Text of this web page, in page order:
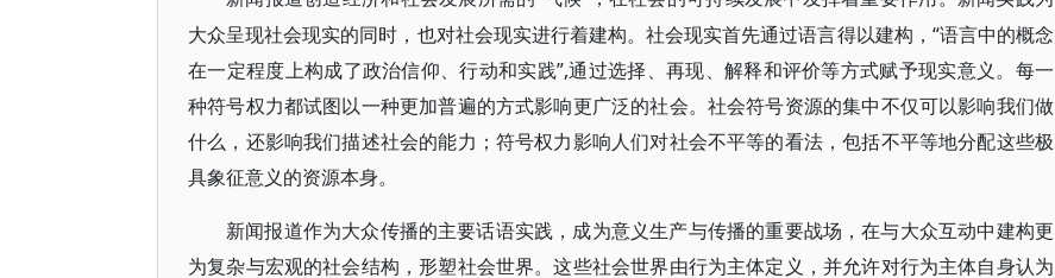
大众呈现社会现实的同时，也对社会现实进行着建构。社会现实首先通过语言得以建构，“语言中的概念
在一定程度上构成了政治信仰、行动和实践”,通过选择、再现、解释和评价等方式赋予现实意义。每一
种符号权力都试图以一种更加普遍的方式影响更广泛的社会。社会符号资源的集中不仅可以影响我们做
什么，还影响我们描述社会的能力；符号权力影响人们对社会不平等的看法，包括不平等地分配这些极
具象征意义的资源本身。
新闻报道作为大众传播的主要话语实践，成为意义生产与传播的重要战场，在与大众互动中建构更
为复杂与宏观的社会结构，形塑社会世界。这些社会世界由行为主体定义，并允许对行为主体自身认为